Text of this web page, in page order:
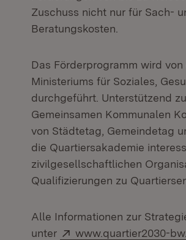
Zuschuss nicht nur für Sach-
Beratungskosten.
Das Förderprogramm wird
Ministeriums für Soziales,
durchgeführt. Unterstützend
Gemeinsamen Kommunalen
von Städtetag, Gemeindetag
die Quartiersakademie
zivilgesellschaftlichen
Qualifizierungen zu
Alle Informationen zur
unter
Extern:
www.quartier2030-